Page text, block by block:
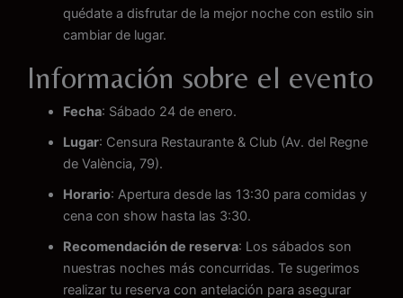
quédate a disfrutar de la mejor noche con estilo sin
cambiar de lugar.
Información sobre el evento
Fecha: Sábado 24 de enero.
Lugar: Censura Restaurante & Club (Av. del Regne
de València, 79).
Horario: Apertura desde las 13:30 para comidas y
cena con show hasta las 3:30.
Recomendación de reserva: Los sábados son
nuestras noches más concurridas. Te sugerimos
realizar tu reserva con antelación para asegurar